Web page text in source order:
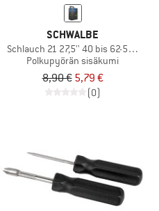
SCHWALBE
Schlauch 21 27,5'' 40 bis 62-584 AV
Polkupyörän sisäkumi
8,90 € 5,79 €
(0)